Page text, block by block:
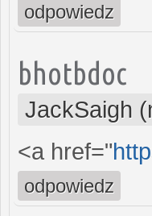
odpowiedz
bhotbdoc
JackSaigh
<a href="
odpowiedz